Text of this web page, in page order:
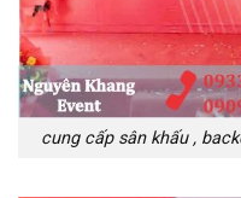
cung cấp sân khấu ,